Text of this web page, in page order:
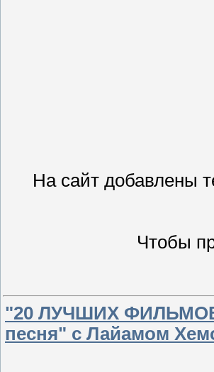
На сайт добавлены
Чтобы
"20 ЛУЧШИХ ФИЛЬМОВ
песня" с Лайамом